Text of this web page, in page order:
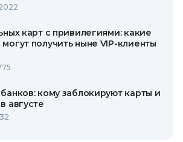
карт с привилегиями: какие
получить ныне VIP-клиенты
кому заблокируют карты и
августе